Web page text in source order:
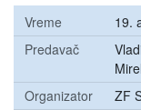
Vreme
19.
Predavač
Organizator
ZF